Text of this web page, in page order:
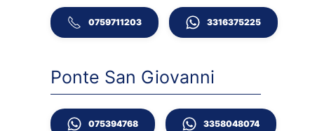
0759711203 3316375225
Ponte San Giovanni
075394768 3358048074